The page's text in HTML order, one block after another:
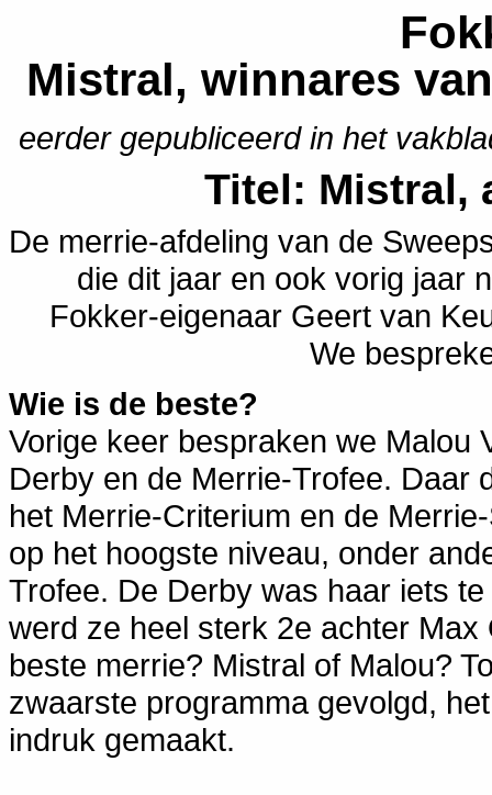
Mistral, winnares
eerder gepubliceerd in het
Titel: Mistral,
De merrie-afdeling van de
die dit jaar en ook vorig jaar
Fokker-eigenaar Geert van
We
Wie is de beste?
Vorige keer bespraken we Malou
Derby en de Merrie-Trofee. Daar
het Merrie-Criterium en de
op het hoogste niveau, onder
Trofee. De Derby was haar iets
werd ze heel sterk 2e achter
beste merrie? Mistral of Malou?
zwaarste programma gevolgd,
indruk gemaakt.